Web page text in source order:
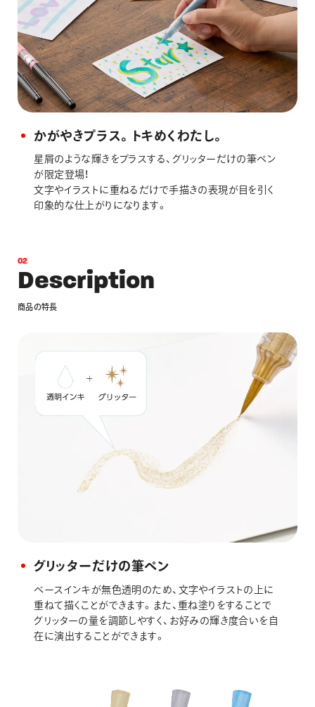
かがやきプラス。トキめくわたし。
星屑のような輝きをプラスする、グリッターだけの筆ペン
が限定登場！
文字やイラストに重ねるだけで手描きの表現が目を引く
印象的な仕上がりになります。
02
Description
商品の特長
グリッターだけの筆ペン
ベースインキが無色透明のため、文字やイラストの上に
重ねて描くことができます。また、重ね塗りをすることで
グリッターの量を調節しやすく、お好みの輝き度合いを自
在に演出することができます。